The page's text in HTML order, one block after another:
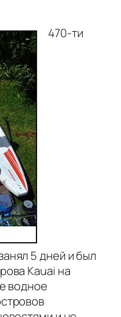
470-ти
5 дней и был
Kauai на
водное